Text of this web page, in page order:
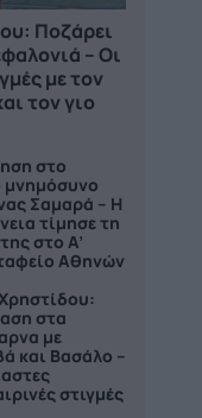
Ποζάρει
– Οι
με τον
τον γιο
στο
μνημόσυνο
Σαμαρά – Η
τίμησε τη
στο Α’
Αθηνών
στα
με
και Βασάλο –
στιγμές